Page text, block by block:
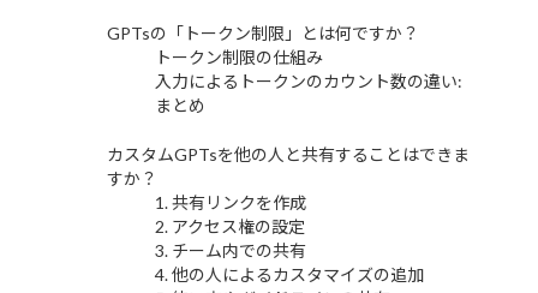
GPTsの「トークン制限」とは何ですか？
トークン制限の仕組み
入力によるトークンのカウント数の違い:
まとめ
カスタムGPTsを他の人と共有することはできま
すか？
1. 共有リンクを作成
2. アクセス権の設定
3. チーム内での共有
4. 他の人によるカスタマイズの追加